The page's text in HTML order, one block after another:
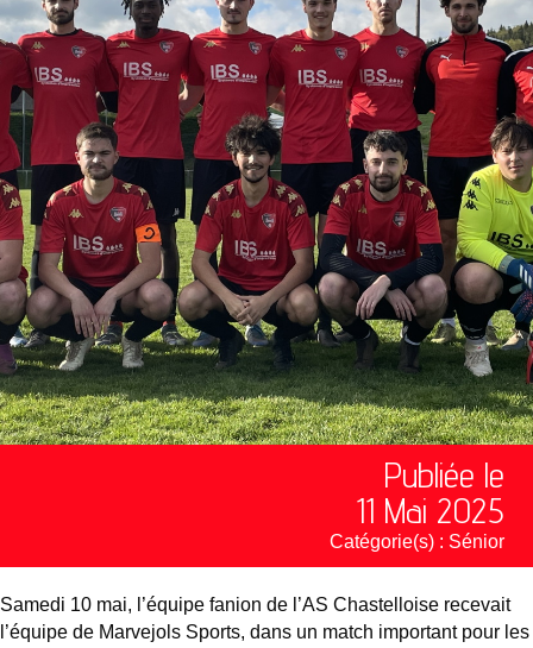
Publiée le
11 Mai 2025
Catégorie(s) : Sénior
Samedi 10 mai, l’équipe fanion de l’AS Chastelloise recevait
l’équipe de Marvejols Sports, dans un match important pour les